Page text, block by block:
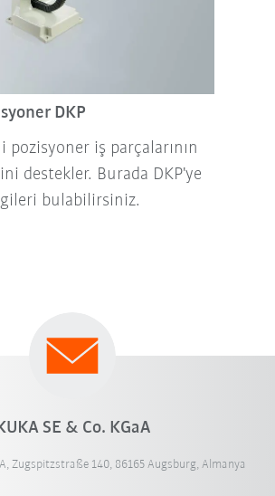
DKP
pozisyoner iş parçalarının
destekler. Burada DKP'ye
bulabilirsiniz.
KUKA SE & Co. KGaA
Zugspitzstraße 140, 86165 Augsburg, Almanya